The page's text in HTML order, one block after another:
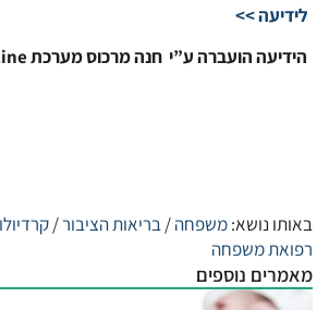
לידיעה >>
הידיעה הועברה ע”י חנה מרכוס מערכת PharmaLine
באותו נושא:משפחה/בריאות הציבור/
רפואת משפחה
מאמרים נוספים